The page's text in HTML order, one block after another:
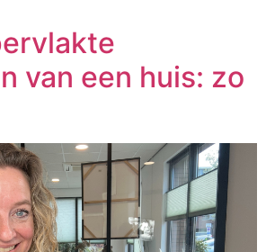
van een huis: zo